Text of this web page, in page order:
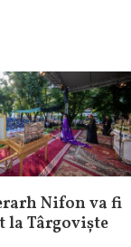
Nifon va fi
la Târgoviște